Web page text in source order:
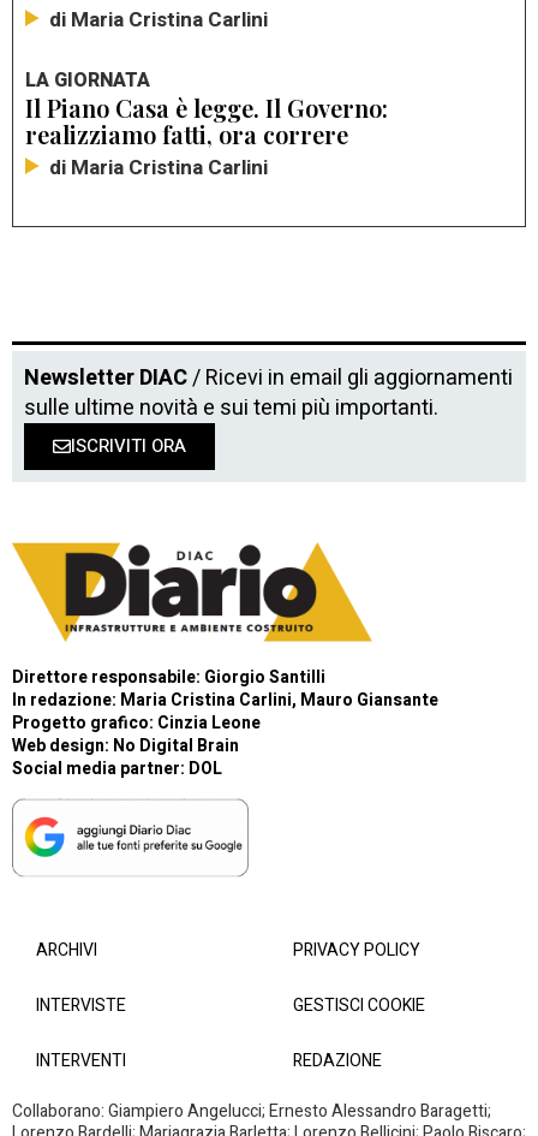
di Maria Cristina Carlini
LA GIORNATA
Il Piano Casa è legge. Il Governo:
realizziamo fatti, ora correre
di Maria Cristina Carlini
Newsletter DIAC/ Ricevi in email gli aggiornamenti
sulle ultime novità e sui temi più importanti.
ISCRIVITI ORA
Direttore responsabile: Giorgio Santilli
In redazione: Maria Cristina Carlini, Mauro Giansante
Progetto grafico: Cinzia Leone
Web design: No Digital Brain
Social media partner: DOL
ARCHIVI
INTERVISTE
INTERVENTI
PRIVACY POLICY
GESTISCI COOKIE
REDAZIONE
Collaborano: Giampiero Angelucci; Ernesto Alessandro Baragetti;